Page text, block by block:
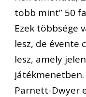
több mint” 50
Ezek többsége
lesz, de évente
lesz, amely
játékmenetben.
Parnett-Dwyer